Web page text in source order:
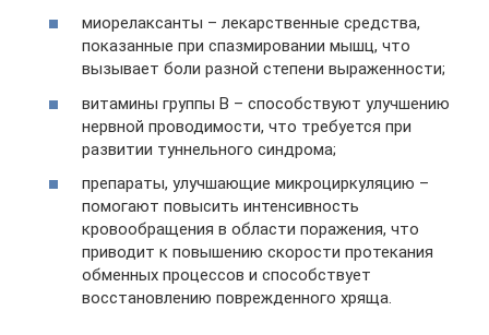
миорелаксанты – лекарственные средства,
показанные при спазмировании мышц, что
вызывает боли разной степени выраженности;
витамины группы В – способствуют улучшению
нервной проводимости, что требуется при
развитии туннельного синдрома;
препараты, улучшающие микроциркуляцию –
помогают повысить интенсивность
кровообращения в области поражения, что
приводит к повышению скорости протекания
обменных процессов и способствует
восстановлению поврежденного хряща.